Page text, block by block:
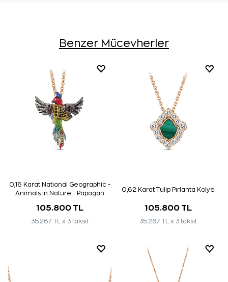
Benzer Mücevherler
0,16 Karat National Geographic -
Animals in Nature - Papağan
105.800 TL
35.267 TL x 3 taksit
0,62 Karat Tulip Pırlanta Kolye
105.800 TL
35.267 TL x 3 taksit